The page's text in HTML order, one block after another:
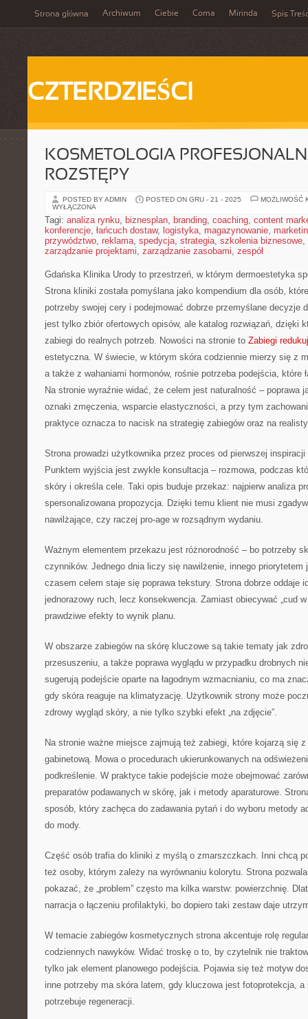
Strona główna Archiwum Ciebie Coma Mirinda Spis
CZTERDZIEŚCI
KOSMETOLOGIA
ROZSTĘPY
POSTED BY ADMIN POSTED ON GRU - 21 - 2025
MOŻLIWOŚĆ
WYŁĄCZONA
Tagi: analiza rynku, biznesplan, branding, coaching, content
konferencje, łańcuch dostaw, logistyka, magazynowanie,
przywództwo, reklama, spedycja, strategia, szkolenia biznesowe,
zarządzanie projektami, zarządzanie zasobami, zespół
Gdańska Klinika Urody to przestrzeń, w którym dermoestetyka
Strona kliniki została pomyślana jako kompendium dla osób,
potrzeby swojej cery i podejmować dobrze przemyślane decyzje
jest tylko zbiór ofertowych opisów, ale katalog rozwiązań, dzięki
zabiegi do realnych potrzeb. Nowości na stronie to Zabiegi
estetyczna. W świecie, w którym skóra codziennie mierzy się z
a także z wahaniami hormonów, rośnie potrzeba podejścia, które
Na stronie wyraźnie widać, że celem jest naturalność – poprawa
oznaki zmęczenia, wsparcie elastyczności, a przy tym
praktyce oznacza to nacisk na strategię zabiegów oraz na
Strona prowadzi użytkownika przez proces od pierwszej
Punktem wyjścia jest zwykle konsultacja – rozmowa, podczas
skóry i określa cele. Taki opis buduje przekaz: najpierw analiza
spersonalizowana propozycja. Dzięki temu klient nie musi
nawilżające, czy raczej pro-age w rozsądnym wydaniu.
Ważnym elementem przekazu jest różnorodność – bo potrzeby
czynników. Jednego dnia liczy się nawilżenie, innego
czasem celem staje się poprawa tekstury. Strona dobrze oddaje
jednorazowy ruch, lecz konsekwencja. Zamiast obiecywać „cud
prawdziwe efekty to wynik planu.
W obszarze zabiegów na skórę kluczowe są takie tematy jak
przesuszeniu, a także poprawa wyglądu w przypadku drobnych
sugerują podejście oparte na łagodnym wzmacnianiu, co ma
gdy skóra reaguje na klimatyzację. Użytkownik strony może
zdrowy wygląd skóry, a nie tylko szybki efekt „na zdjęcie”.
Na stronie ważne miejsce zajmują też zabiegi, które kojarzą się
gabinetową. Mowa o procedurach ukierunkowanych na
podkreślenie. W praktyce takie podejście może obejmować
preparatów podawanych w skórę, jak i metody aparaturowe.
sposób, który zachęca do zadawania pytań i do wyboru metody
do mody.
Część osób trafia do kliniki z myślą o zmarszczkach. Inni chcą
też osoby, którym zależy na wyrównaniu kolorytu. Strona
pokazać, że „problem” często ma kilka warstw: powierzchnię.
narracja o łączeniu profilaktyki, bo dopiero taki zestaw daje
W temacie zabiegów kosmetycznych strona akcentuje rolę
codziennych nawyków. Widać troskę o to, by czytelnik nie
tylko jak element planowego podejścia. Pojawia się też motyw
inne potrzeby ma skóra latem, gdy kluczowa jest fotoprotekcja,
potrzebuje regeneracji.